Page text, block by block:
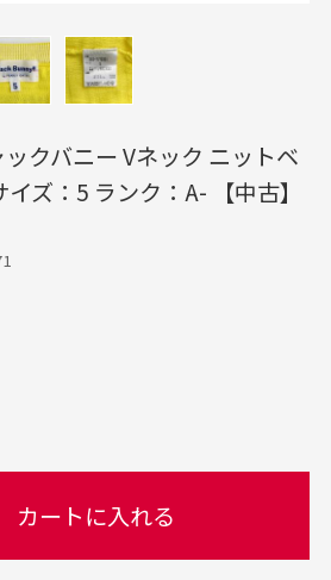
クバニー Vネック ニットベ
ズ：5 ランク：A- 【中古】
カートに入れる